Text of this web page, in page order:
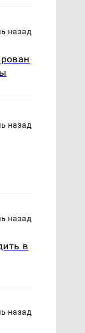
назад
назад
назад
в
назад